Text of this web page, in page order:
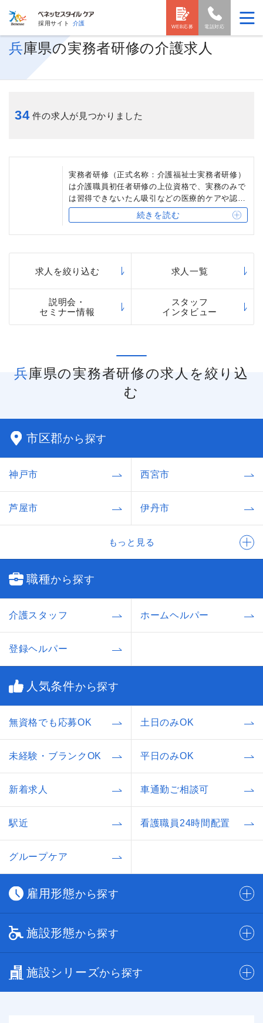
採用サイト 介護
電話対応
WEB応募
兵庫県の実務者研修の介護求人
34 件の求人が見つかりました
実務者研修（正式名称：介護福祉士実務者研修）
は介護職員初任者研修の上位資格で、実務のみで
は習得できないたん吸引などの医療的ケアや認知
症ケアなどの知識・技術が身に付きます。2017年
より介護福祉士の受験資格として必要になったた
め、現職の介護スタッフがステップアップのため
続きを読む
求人を絞り込む 求人一覧
説明会・
セミナー情報
スタッフ
インタビュー
兵庫県の実務者研修の求人を絞り込
む
市区郡から探す
神戸市 西宮市
芦屋市 伊丹市
もっと見る
職種から探す
介護スタッフ ホームヘルパー
登録ヘルパー
人気条件から探す
無資格でも応募OK 土日のみOK
未経験・ブランクOK 平日のみOK
新着求人 車通勤ご相談可
駅近 看護職員24時間配置
グループケア
雇用形態から探す
施設形態から探す
施設シリーズから探す